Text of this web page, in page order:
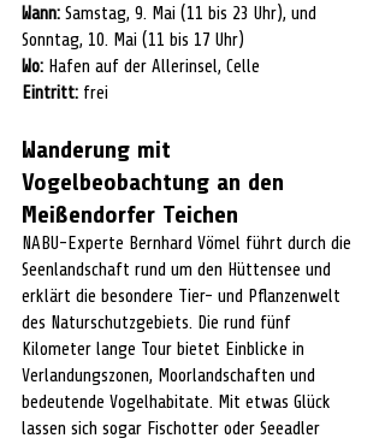
Wann: Samstag, 9. Mai (11 bis 23 Uhr), und
Sonntag, 10. Mai (11 bis 17 Uhr)
Wo: Hafen auf der Allerinsel, Celle
Eintritt: frei
Wanderung mit
Vogelbeobachtung an den
Meißendorfer Teichen
NABU-Experte Bernhard Vömel führt durch die
Seenlandschaft rund um den Hüttensee und
erklärt die besondere Tier- und Pflanzenwelt
des Naturschutzgebiets. Die rund fünf
Kilometer lange Tour bietet Einblicke in
Verlandungszonen, Moorlandschaften und
bedeutende Vogelhabitate. Mit etwas Glück
lassen sich sogar Fischotter oder Seeadler